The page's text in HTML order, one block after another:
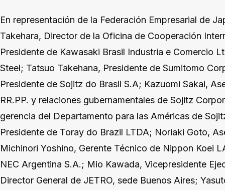
En representación de la Federación Empresarial de
Takehara, Director de la Oficina de Cooperación
Presidente de Kawasaki Brasil Industria e Comercio
Steel; Tatsuo Takehana, Presidente de Sumitomo
Presidente de Sojitz do Brasil S.A; Kazuomi Sakai,
RR.PP. y relaciones gubernamentales de Sojitz
gerencia del Departamento para las Américas de
Presidente de Toray do Brazil LTDA; Noriaki Goto,
Michinori Yoshino, Gerente Técnico de Nippon Koei
NEC Argentina S.A.; Mio Kawada, Vicepresidente
Director General de JETRO, sede Buenos Aires;